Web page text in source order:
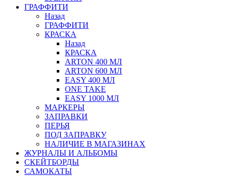
ГРАФФИТИ
Назад
ГРАФФИТИ
КРАСКА
Назад
КРАСКА
ARTON 400 МЛ
ARTON 600 МЛ
EASY 400 МЛ
ONE TAKE
EASY 1000 МЛ
МАРКЕРЫ
ЗАПРАВКИ
ПЕРЬЯ
ПОД ЗАПРАВКУ
НАЛИЧИЕ В МАГАЗИНАХ
ЖУРНАЛЫ И АЛЬБОМЫ
СКЕЙТБОРДЫ
САМОКАТЫ